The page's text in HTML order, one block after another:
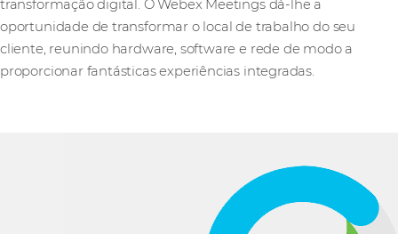
transformação digital. O Webex Meetings dá-lhe a
oportunidade de transformar o local de trabalho do seu
cliente, reunindo hardware, software e rede de modo a
proporcionar fantásticas experiências integradas.